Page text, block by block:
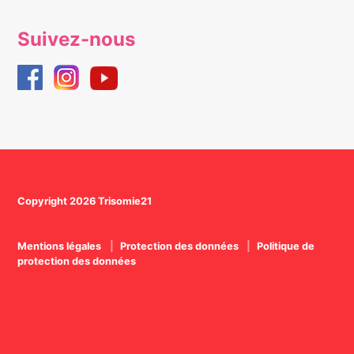
Suivez-nous
Copyright 2026 Trisomie21
Mentions légales Protection des données
Politique de
protection des données